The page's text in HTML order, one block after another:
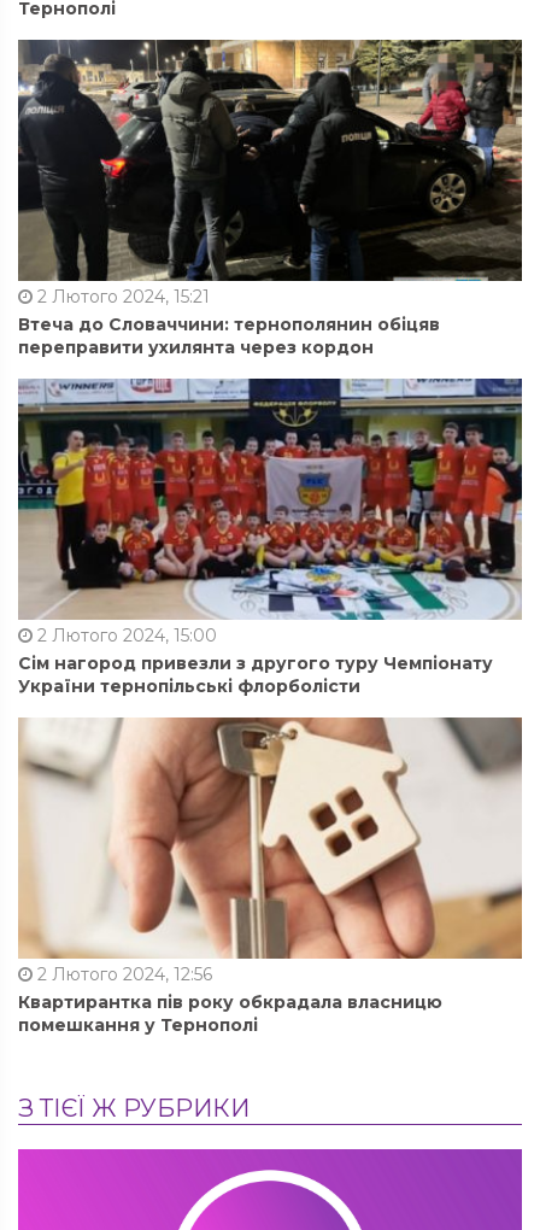
Тернополі
2 Лютого 2024, 15:21
Втеча до Словаччини: тернополянин обіцяв
переправити ухилянта через кордон
2 Лютого 2024, 15:00
Сім нагород привезли з другого туру Чемпіонату
України тернопільські флорболісти
2 Лютого 2024, 12:56
Квартирантка пів року обкрадала власницю
помешкання у Тернополі
З ТІЄЇ Ж РУБРИКИ